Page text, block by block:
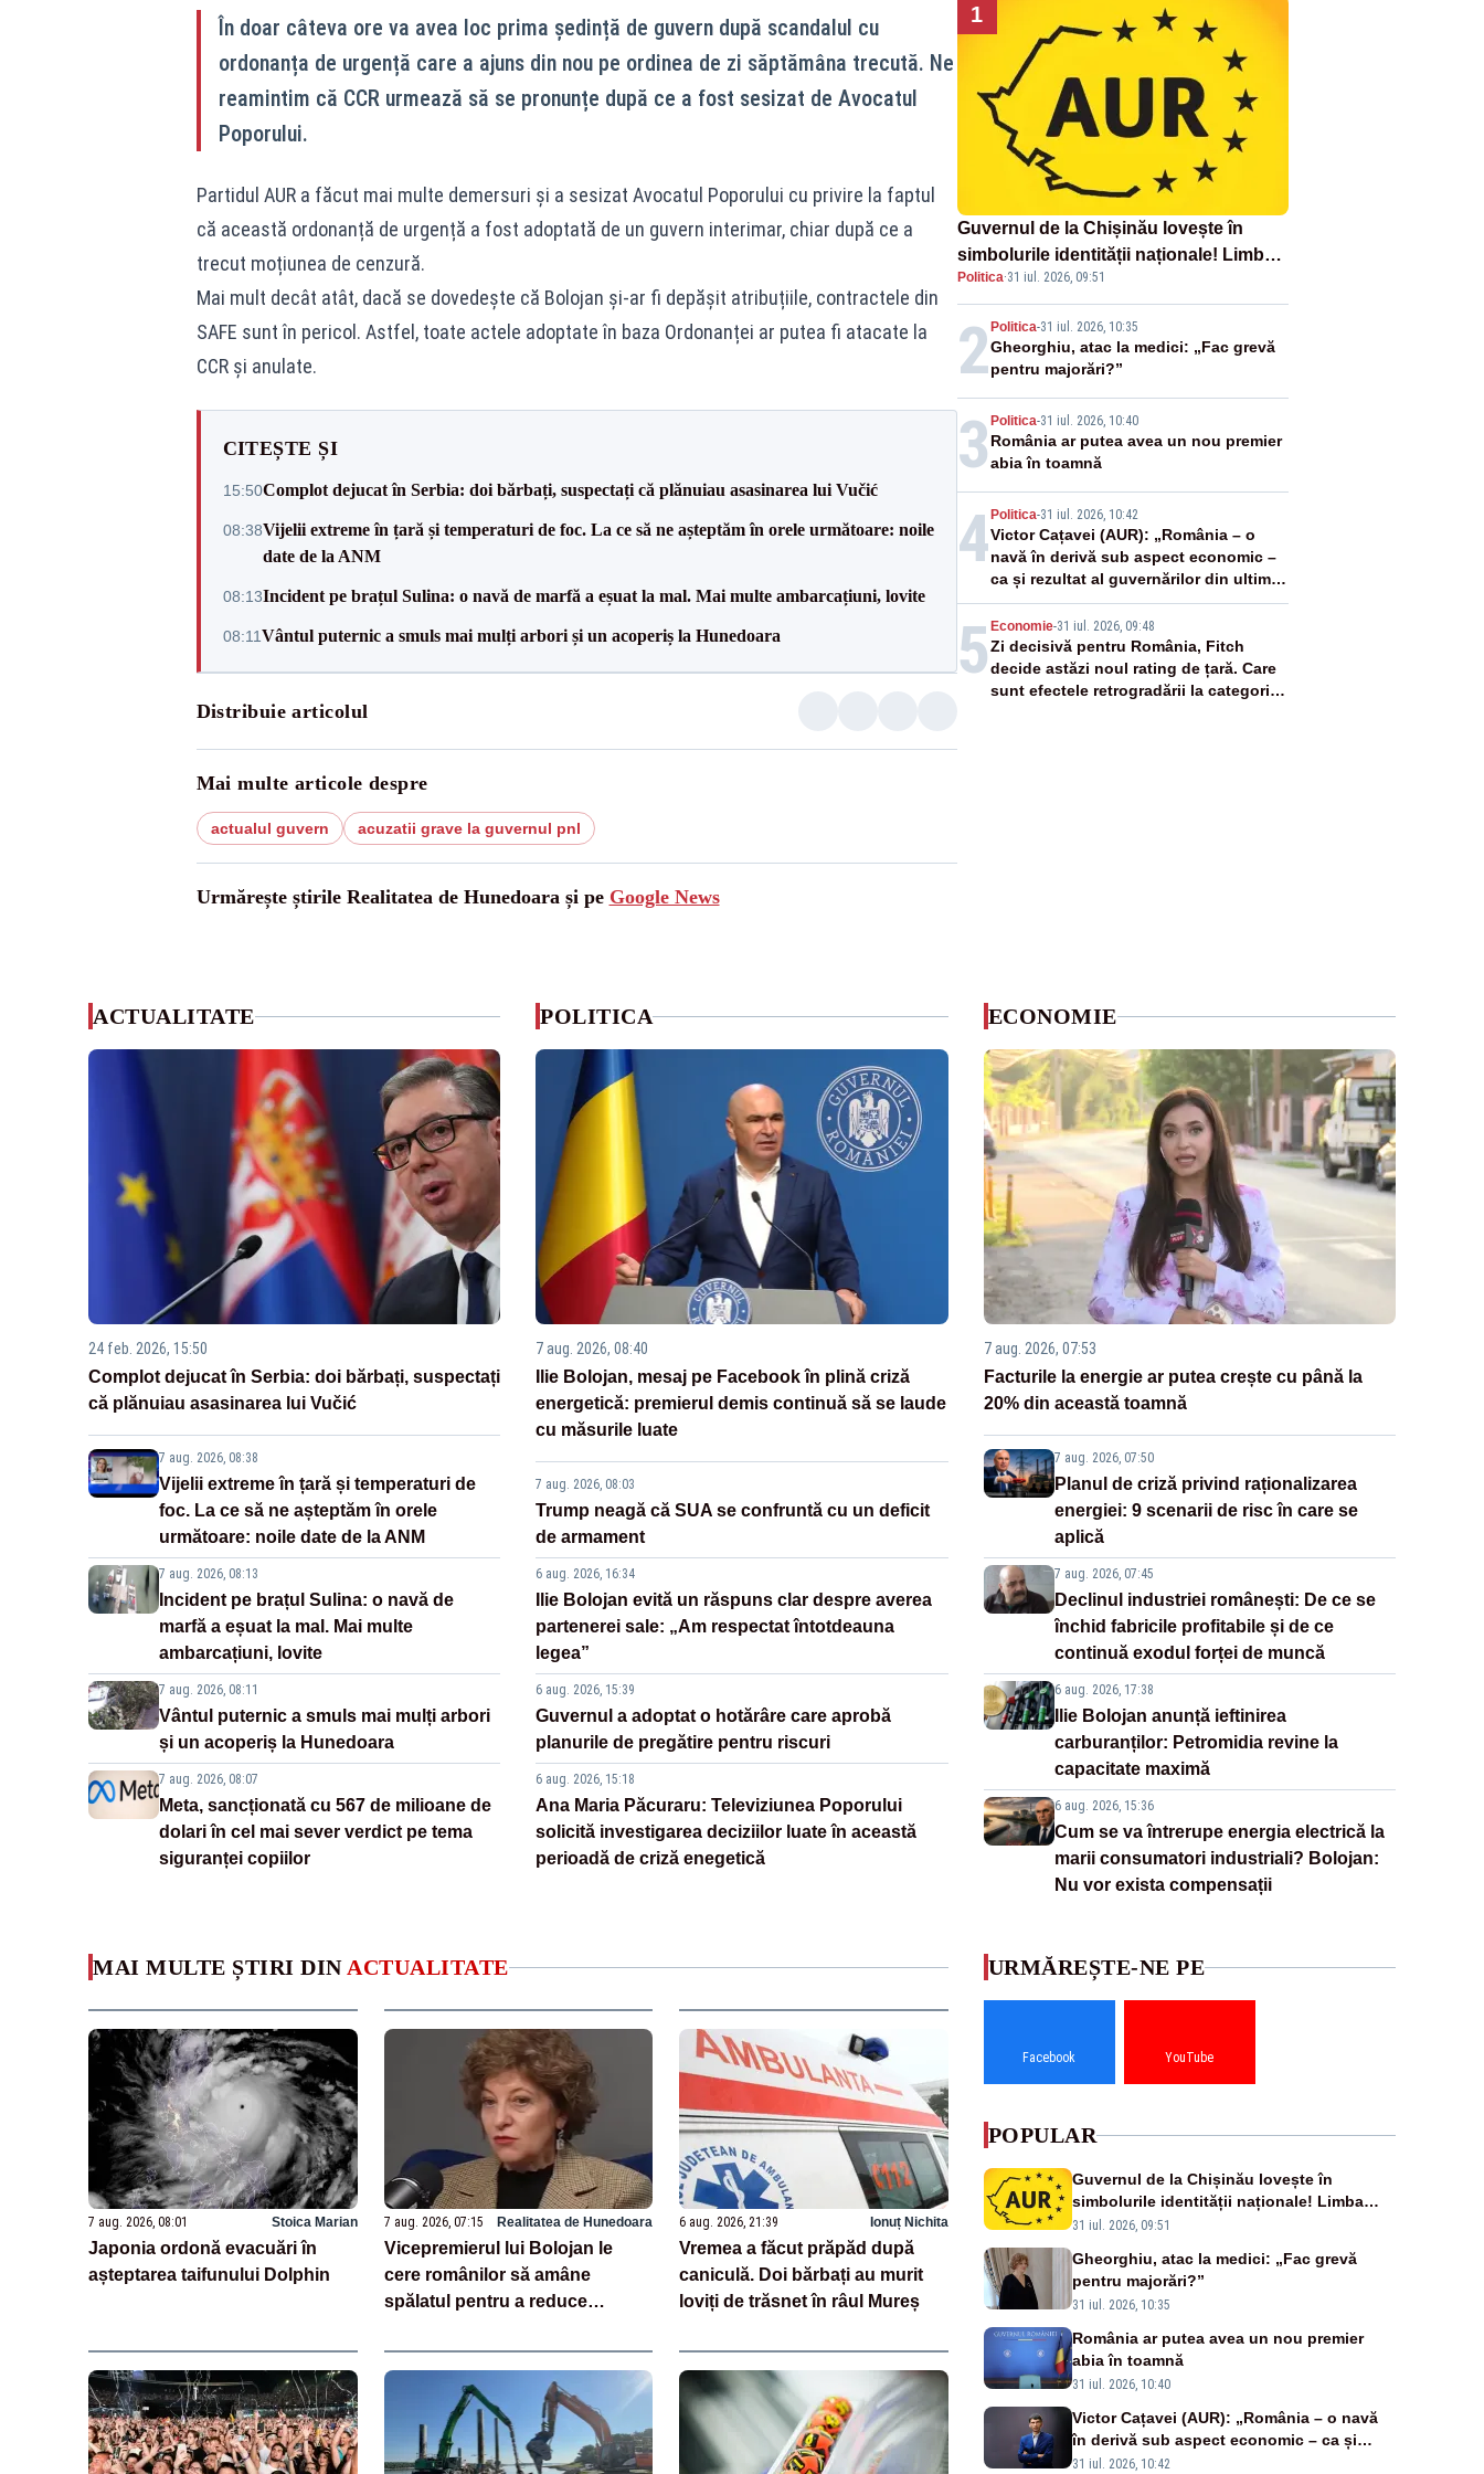
În doar câteva ore va avea loc prima ședință de guvern după scandalul cu
ordonanța de urgență care a ajuns din nou pe ordinea de zi săptămâna trecută. Ne
reamintim că CCR urmează să se pronunțe după ce a fost sesizat de Avocatul
Poporului.
Partidul AUR a făcut mai multe demersuri și a sesizat Avocatul Poporului cu privire la faptul
că această ordonanță de urgență a fost adoptată de un guvern interimar, chiar după ce a
trecut moțiunea de cenzură.
Mai mult decât atât, dacă se dovedește că Bolojan și-ar fi depășit atribuțiile, contractele din
SAFE sunt în pericol. Astfel, toate actele adoptate în baza Ordonanței ar putea fi atacate la
CCR și anulate.
CITEȘTE ȘI
15:50Complot dejucat în Serbia: doi bărbați, suspectați că plănuiau asasinarea lui Vučić
08:38Vijelii extreme în țară și temperaturi de foc. La ce să ne așteptăm în orele următoare: noile
date de la ANM
08:13Incident pe brațul Sulina: o navă de marfă a eșuat la mal. Mai multe ambarcațiuni, lovite
08:11Vântul puternic a smuls mai mulți arbori și un acoperiș la Hunedoara
Distribuie articolul
Mai multe articole despre
actualul guvern acuzatii grave la guvernul pnl
Urmărește știrile Realitatea de Hunedoara și pe Google News
1
Guvernul de la Chișinău lovește în
simbolurile identității naționale! Limba
română nu se economisește! Limba
română se sărbătorește!
Politica·31 iul. 2026, 09:51
2 Politica-31 iul. 2026, 10:35
Gheorghiu, atac la medici: „Fac grevă
pentru majorări?”
3 Politica-31 iul. 2026, 10:40
România ar putea avea un nou premier
abia în toamnă
4 Politica-31 iul. 2026, 10:42
Victor Cațavei (AUR): „România – o
navă în derivă sub aspect economic –
ca și rezultat al guvernărilor din ultimii
36 de ani”
5 Economie-31 iul. 2026, 09:48
Zi decisivă pentru România, Fitch
decide astăzi noul rating de țară. Care
sunt efectele retrogradării la categoria
ACTUALITATE
24 feb. 2026, 15:50
Complot dejucat în Serbia: doi bărbați, suspectați
că plănuiau asasinarea lui Vučić
7 aug. 2026, 08:38
Vijelii extreme în țară și temperaturi de
foc. La ce să ne așteptăm în orele
următoare: noile date de la ANM
7 aug. 2026, 08:13
Incident pe brațul Sulina: o navă de
marfă a eșuat la mal. Mai multe
ambarcațiuni, lovite
7 aug. 2026, 08:11
Vântul puternic a smuls mai mulți arbori
și un acoperiș la Hunedoara
7 aug. 2026, 08:07
Meta, sancționată cu 567 de milioane de
dolari în cel mai sever verdict pe tema
siguranței copiilor
POLITICA
7 aug. 2026, 08:40
Ilie Bolojan, mesaj pe Facebook în plină criză
energetică: premierul demis continuă să se laude
cu măsurile luate
7 aug. 2026, 08:03
Trump neagă că SUA se confruntă cu un deficit
de armament
6 aug. 2026, 16:34
Ilie Bolojan evită un răspuns clar despre averea
partenerei sale: „Am respectat întotdeauna
legea”
6 aug. 2026, 15:39
Guvernul a adoptat o hotărâre care aprobă
planurile de pregătire pentru riscuri
6 aug. 2026, 15:18
Ana Maria Păcuraru: Televiziunea Poporului
solicită investigarea deciziilor luate în această
perioadă de criză enegetică
ECONOMIE
7 aug. 2026, 07:53
Facturile la energie ar putea crește cu până la
20% din această toamnă
7 aug. 2026, 07:50
Planul de criză privind raționalizarea
energiei: 9 scenarii de risc în care se
aplică
7 aug. 2026, 07:45
Declinul industriei românești: De ce se
închid fabricile profitabile și de ce
continuă exodul forței de muncă
6 aug. 2026, 17:38
Ilie Bolojan anunță ieftinirea
carburanților: Petromidia revine la
capacitate maximă
6 aug. 2026, 15:36
Cum se va întrerupe energia electrică la
marii consumatori industriali? Bolojan:
Nu vor exista compensații
MAI MULTE ȘTIRI DIN ACTUALITATE
7 aug. 2026, 08:01 Stoica Marian
Japonia ordonă evacuări în
așteptarea taifunului Dolphin
7 aug. 2026, 07:15 Realitatea de Hunedoara
Vicepremierul lui Bolojan le
cere românilor să amâne
spălatul pentru a reduce
6 aug. 2026, 21:39 Ionuț Nichita
Vremea a făcut prăpăd după
caniculă. Doi bărbați au murit
loviți de trăsnet în râul Mureș
URMĂREȘTE-NE PE
Facebook YouTube
POPULAR
Guvernul de la Chișinău lovește în
simbolurile identității naționale! Limba
română nu se economisește! Limba
31 iul. 2026, 09:51
Gheorghiu, atac la medici: „Fac grevă
pentru majorări?”
31 iul. 2026, 10:35
România ar putea avea un nou premier
abia în toamnă
31 iul. 2026, 10:40
Victor Cațavei (AUR): „România – o navă
în derivă sub aspect economic – ca și
rezultat al guvernărilor din ultimii 36 de
31 iul. 2026, 10:42